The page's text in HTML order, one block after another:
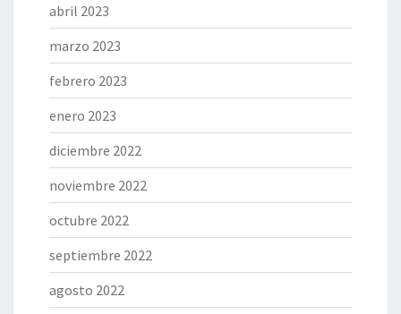
abril 2023
marzo 2023
febrero 2023
enero 2023
diciembre 2022
noviembre 2022
octubre 2022
septiembre 2022
agosto 2022